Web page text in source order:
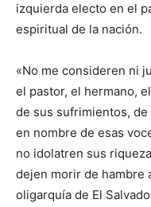
izquierda electo en el
espiritual de la nación.
«No me consideren ni
el pastor, el hermano,
de sus sufrimientos,
en nombre de esas
no idolatren sus
dejen morir de hambre
oligarquía de El